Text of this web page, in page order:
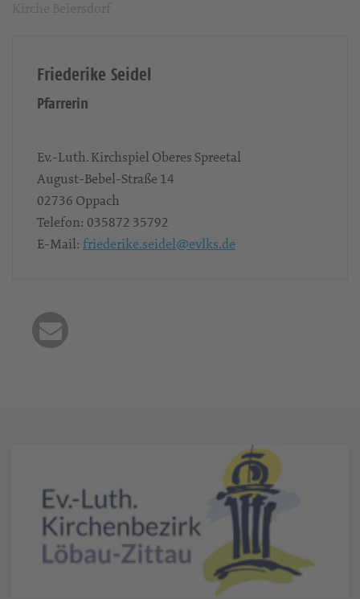
Friederike Seidel
Pfarrerin
Ev.-Luth. Kirchspiel Oberes Spreetal
August-Bebel-Straße 14
02736 Oppach
Telefon: 035872 35792
E-Mail: friederike.seidel@evlks.de